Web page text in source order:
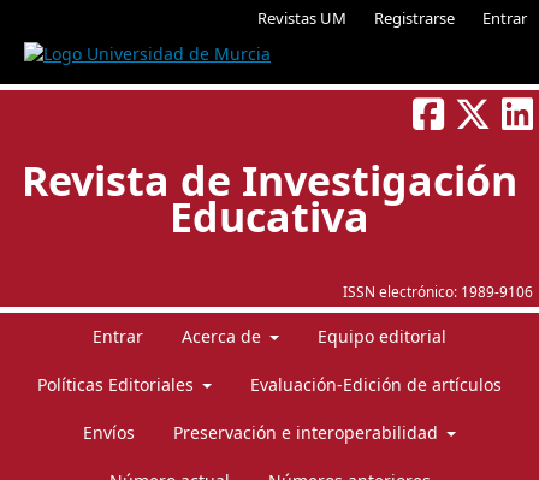
Revistas UM Registrarse Entrar
ISSN electrónico: 1989-9106
Revista de Investigación
Educativa
Entrar Acerca de Equipo editorial
Políticas Editoriales Evaluación-Edición de artículos
Envíos Preservación e interoperabilidad